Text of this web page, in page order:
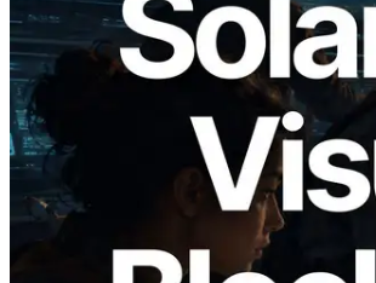
2026.05.24
Validators Solutions ra mắt
Analyzer — Trực quan hóa
block và validator phụ trách
slot
Đọc bài viết này